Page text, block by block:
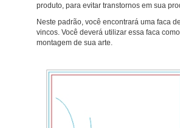
produto, para evitar transtornos em sua
Neste padrão, você encontrará uma faca
vincos. Você deverá utilizar essa faca
montagem de sua arte.